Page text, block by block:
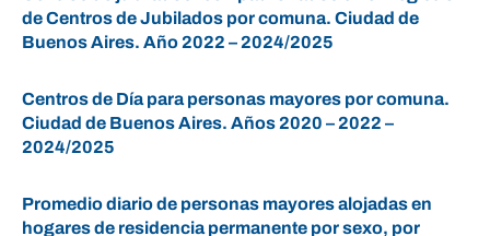
de Centros de Jubilados por comuna. Ciudad de
Buenos Aires. Año 2022 – 2024/2025
Centros de Día para personas mayores por comuna.
Ciudad de Buenos Aires. Años 2020 – 2022 –
2024/2025
Promedio diario de personas mayores alojadas en
hogares de residencia permanente por sexo, por